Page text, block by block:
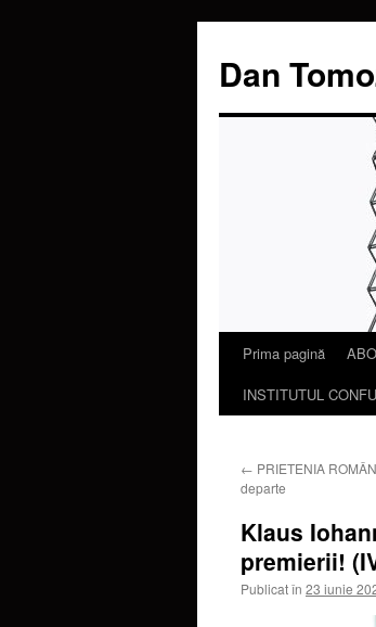
Dan
SariPrima pagină
INSTITUTUL
← PRIETENIA
departe
Klaus
premierii!
Publicat în 23 iunie